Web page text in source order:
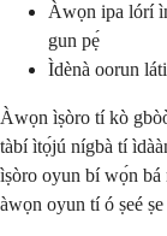
Àwọn ipa lórí
gun pẹ́
Ìdènà oorun
Àwọn ìṣòro tí kò
tàbí ìtọ́jú nígbà tí
ìṣòro oyun bí wọ́n bá
àwọn oyun tí ó ṣeé